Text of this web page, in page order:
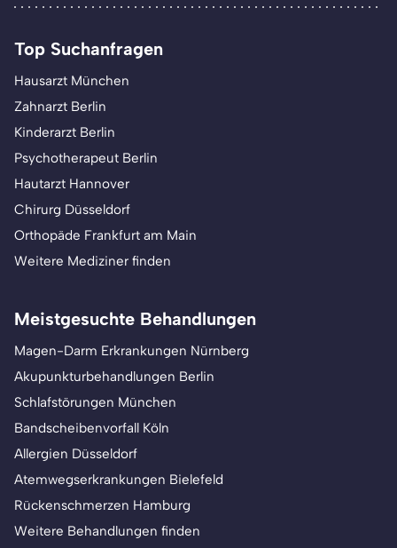
Top Suchanfragen
Hausarzt München
Zahnarzt Berlin
Kinderarzt Berlin
Psychotherapeut Berlin
Hautarzt Hannover
Chirurg Düsseldorf
Orthopäde Frankfurt am Main
Weitere Mediziner finden
Meistgesuchte Behandlungen
Magen-Darm Erkrankungen Nürnberg
Akupunkturbehandlungen Berlin
Schlafstörungen München
Bandscheibenvorfall Köln
Allergien Düsseldorf
Atemwegserkrankungen Bielefeld
Rückenschmerzen Hamburg
Weitere Behandlungen finden